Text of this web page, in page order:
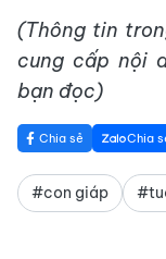
(Thông tin
cung cấp nội
bạn đọc)
Chia sẻ Chia
#con giáp